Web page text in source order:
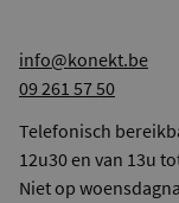
info@konekt.be
09 261 57 50
Telefonisch
12u30 en van 13u
Niet op